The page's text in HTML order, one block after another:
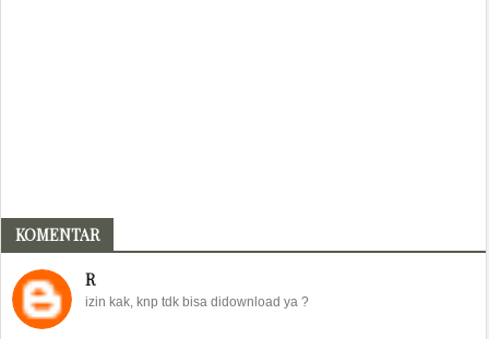
KOMENTAR
R
izin kak, knp tdk bisa didownload ya ?